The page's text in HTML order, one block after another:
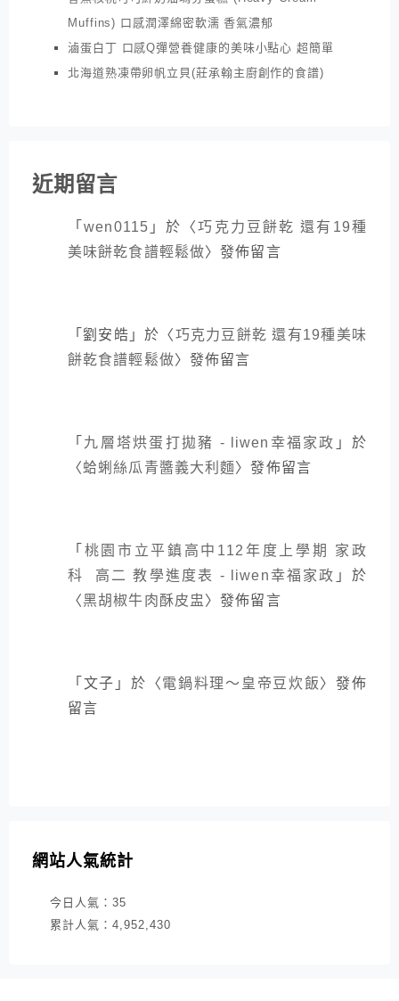
Muffins) 口感潤澤綿密軟濡 香氣濃郁
滷蛋白丁 口感Q彈營養健康的美味小點心 超簡單
北海道熟凍帶卵帆立貝(莊承翰主廚創作的食譜)
近期留言
「wen0115 」於〈巧克力豆餅乾 還有19種
美味餅乾食譜輕鬆做〉發佈留言
「劉安皓 」於〈巧克力豆餅乾 還有19種美味
餅乾食譜輕鬆做〉發佈留言
「 九層塔烘蛋打拋豬 - liwen幸福家政 」於
〈蛤蜊絲瓜青醬義大利麵〉發佈留言
「 桃園市立平鎮高中112年度上學期 家政
科 高二 教學進度表 - liwen幸福家政 」於
〈黑胡椒牛肉酥皮盅 〉發佈留言
「 文子 」於〈電鍋料理～皇帝豆炊飯〉發佈
留言
網站人氣統計
今日人氣： 35
累計人氣： 4,952,430